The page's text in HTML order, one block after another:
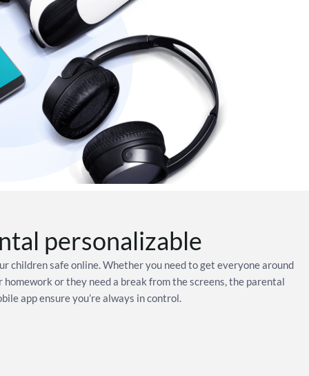
personalizable
children safe online. Whether you need to get everyone around
homework or they need a break from the screens, the parental
app ensure you’re always in control.